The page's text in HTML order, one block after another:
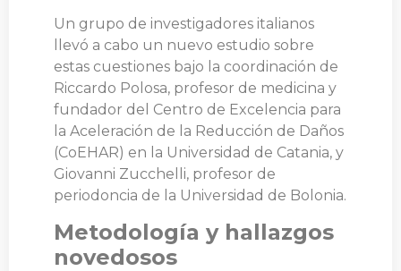
Un grupo de investigadores italianos
llevó a cabo un nuevo estudio sobre
estas cuestiones bajo la coordinación de
Riccardo Polosa, profesor de medicina y
fundador del Centro de Excelencia para
la Aceleración de la Reducción de Daños
(CoEHAR) en la Universidad de Catania, y
Giovanni Zucchelli, profesor de
periodoncia de la Universidad de Bolonia.
Metodología y hallazgos
novedosos